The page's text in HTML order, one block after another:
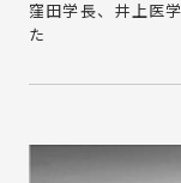
窪田学長、井上医
た